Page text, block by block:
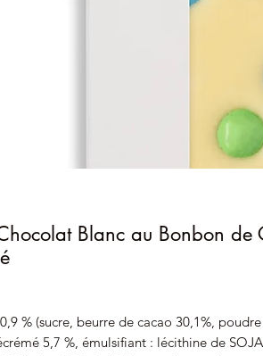
Blanc au Bonbon de
% (sucre, beurre de cacao 30,1%,
5,7 %, émulsifiant : lécithine de